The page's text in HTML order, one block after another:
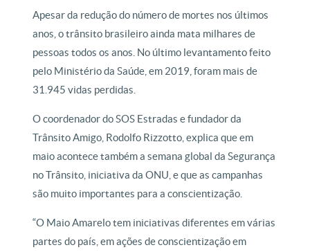
Apesar da redução do número de mortes nos últimos
anos, o trânsito brasileiro ainda mata milhares de
pessoas todos os anos. No último levantamento feito
pelo Ministério da Saúde, em 2019, foram mais de
31.945 vidas perdidas.
O coordenador do SOS Estradas e fundador da
Trânsito Amigo, Rodolfo Rizzotto, explica que em
maio acontece também a semana global da Segurança
no Trânsito, iniciativa da ONU, e que as campanhas
são muito importantes para a conscientização.
“O Maio Amarelo tem iniciativas diferentes em várias
partes do país, em ações de conscientização em